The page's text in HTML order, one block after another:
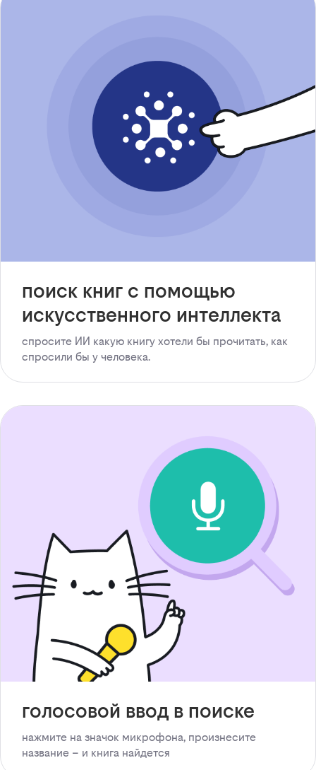
поиск книг с помощью
искусственного интеллекта
спросите ИИ какую книгу хотели бы прочитать, как
спросили бы у человека.
голосовой ввод в поиске
нажмите на значок микрофона, произнесите
название – и книга найдется